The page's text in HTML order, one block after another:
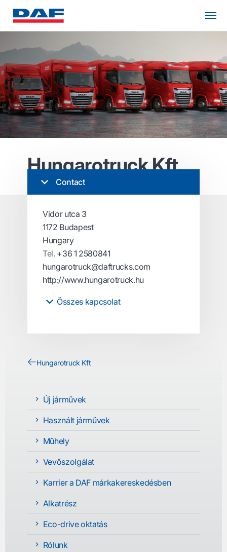
Hungarotruck Kft.
Contact
Vidor utca 3
1172 Budapest
Hungary
Tel. +36 1 2580841
hungarotruck@daftrucks.com
http://www.hungarotruck.hu
Összes kapcsolat
Hungarotruck Kft
Új járművek
Használt járművek
Műhely
Vevőszolgálat
Karrier a DAF márkakereskedésben
Alkatrész
Eco-drive oktatás
Rólunk